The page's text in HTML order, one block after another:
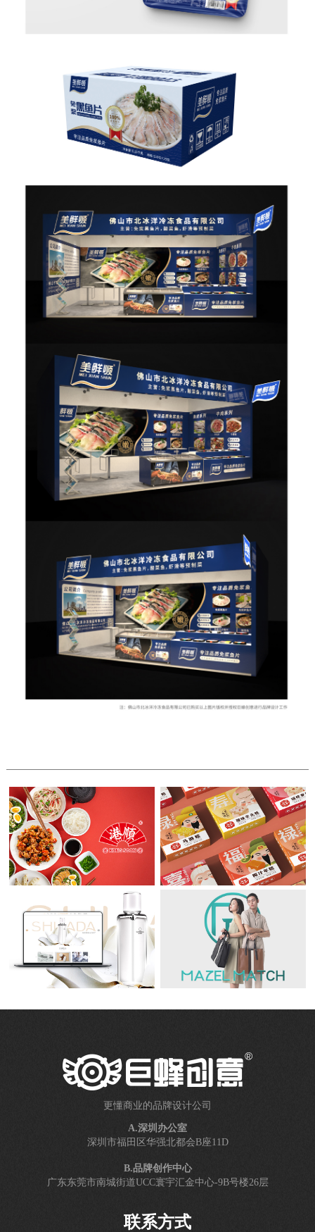
更懂商业的品牌设计公司
A.深圳办公室
深圳市福田区华强北都会B座11D
B.品牌创作中心
广东东莞市南城街道UCC寰宇汇金中心-9B号楼26层
联系方式